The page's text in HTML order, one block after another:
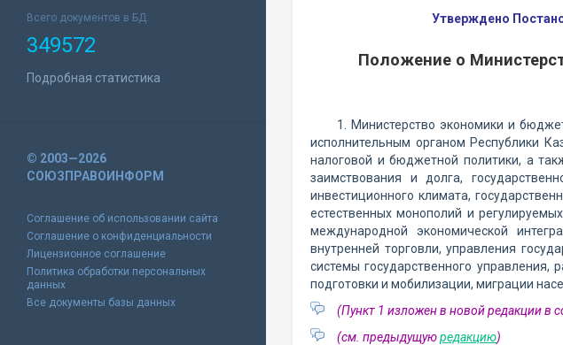
Всего документов в БД:
349572
Подробная статистика
© 2003—2026
СОЮЗПРАВОИНФОРМ
Соглашение об использовании сайта
Соглашение о конфиденциальности
Лицензионное соглашение
Политика обработки персональных
данных
Все документы базы данных
Утверждено
Положение о
1. Министерство экономики и
исполнительным органом Республики
налоговой и бюджетной политики, а
заимствования и долга,
инвестиционного климата,
естественных монополий и
международной экономической
внутренней торговли, управления
системы государственного управления,
подготовки и мобилизации, миграции
(Пункт 1 изложен в новой редакции в
(см. предыдущуюредакцию)